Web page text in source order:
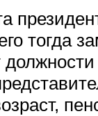
тогда